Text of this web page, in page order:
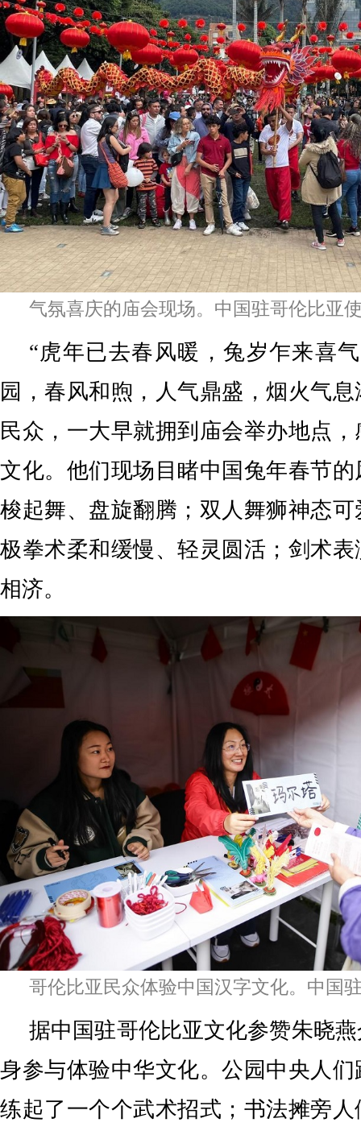
气氛喜庆的庙会现场。中国驻哥伦比亚
“虎年已去春风暖，兔岁乍来喜
园，春风和煦，人气鼎盛，烟火气
民众，一大早就拥到庙会举办地点
文化。他们现场目睹中国兔年春节
梭起舞、盘旋翻腾；双人舞狮神态
极拳术柔和缓慢、轻灵圆活；剑术
相济。
哥伦比亚民众体验中国汉字文化。中国
据中国驻哥伦比亚文化参赞朱晓
身参与体验中华文化。公园中央人
练起了一个个武术招式；书法摊旁